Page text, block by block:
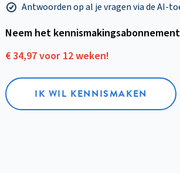
Antwoorden op al je vragen via de AI-
Neem het kennismakings­abonnement
€ 34,97 voor 12 weken!
IK WIL KENNISMAKEN